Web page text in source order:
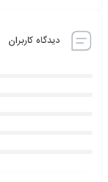
دیدگاه کاربران